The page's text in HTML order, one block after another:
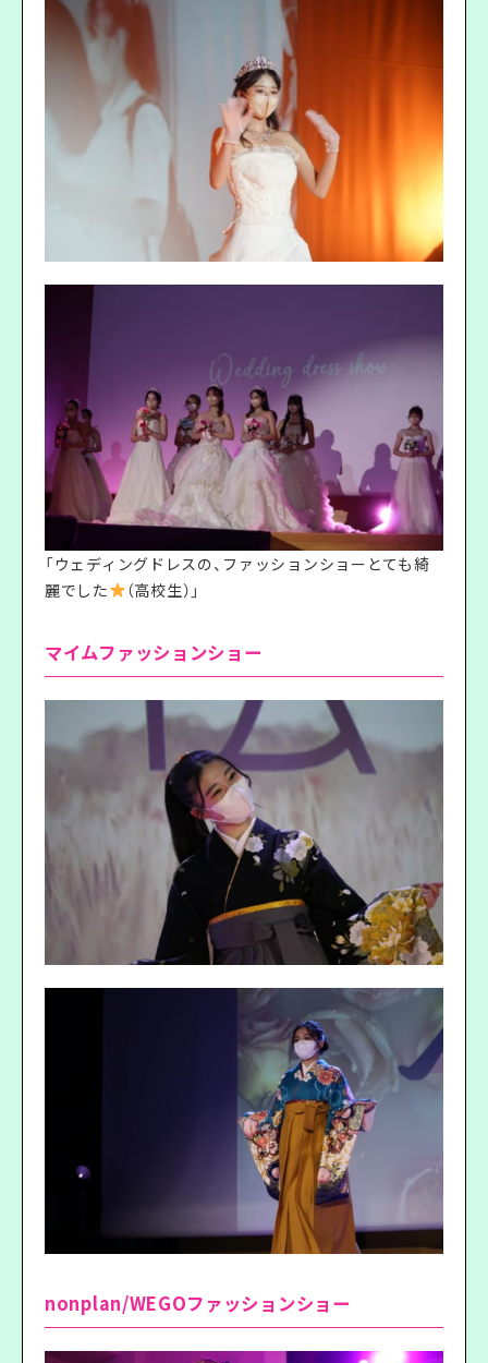
「ウェディングドレスの、ファッションショーとても綺
麗でした
（高校生）」
マイムファッションショー
nonplan/WEGOファッションショー